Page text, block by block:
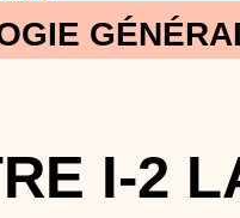
I-2